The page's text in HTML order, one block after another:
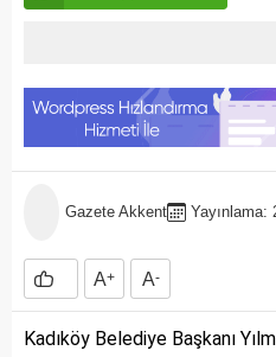
Gazete Akkent Yayınlama:
A+ A-
Kadıköy Belediye Başkanı